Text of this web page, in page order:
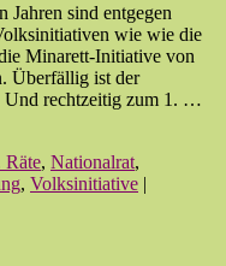
Jahren sind entgegen
wie wie die
Minarett-Initiative von
Überfällig ist der
Und rechtzeitig zum 1. …
Räte, Nationalrat,
, Volksinitiative |